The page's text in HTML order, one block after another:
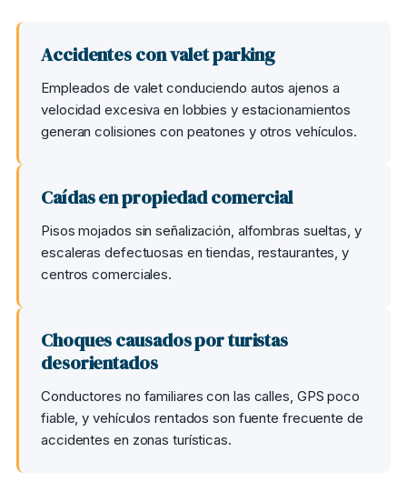
Accidentes con valet parking
Empleados de valet conduciendo autos ajenos a
velocidad excesiva en lobbies y estacionamientos
generan colisiones con peatones y otros vehículos.
Caídas en propiedad comercial
Pisos mojados sin señalización, alfombras sueltas, y
escaleras defectuosas en tiendas, restaurantes, y
centros comerciales.
Choques causados por turistas
desorientados
Conductores no familiares con las calles, GPS poco
fiable, y vehículos rentados son fuente frecuente de
accidentes en zonas turísticas.